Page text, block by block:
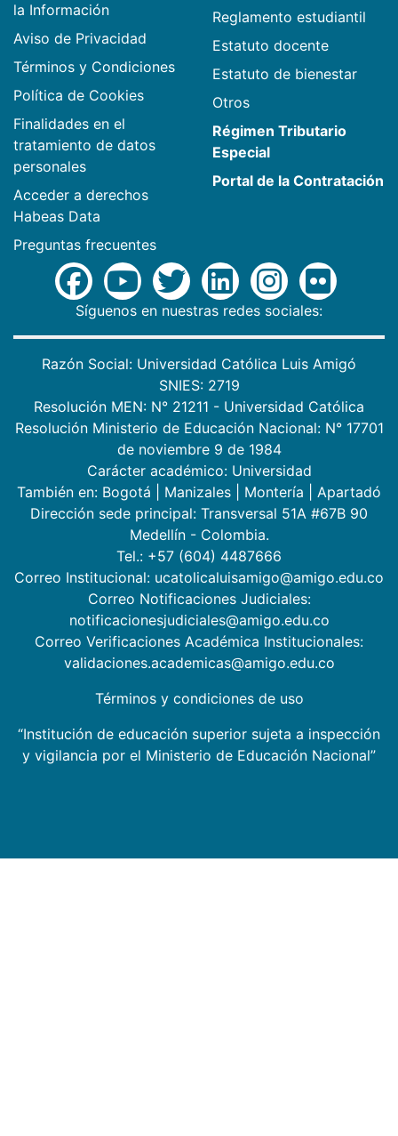
la Información
Aviso de Privacidad
Términos y Condiciones
Política de Cookies
Finalidades en el
tratamiento de datos
personales
Acceder a derechos
Habeas Data
Preguntas frecuentes
Reglamento estudiantil
Estatuto docente
Estatuto de bienestar
Otros
Régimen Tributario
Especial
Portal de la Contratación
Síguenos en nuestras redes sociales:
Razón Social: Universidad Católica Luis Amigó
SNIES: 2719
Resolución MEN: N° 21211 - Universidad Católica
Resolución Ministerio de Educación Nacional: N° 17701
de noviembre 9 de 1984
Carácter académico: Universidad
También en: Bogotá Manizales Montería
Apartadó
Dirección sede principal: Transversal 51A #67B 90
Medellín - Colombia.
Tel.: +57 (604) 4487666
Correo Institucional: ucatolicaluisamigo@amigo.edu.co
Correo Notificaciones Judiciales:
notificacionesjudiciales@amigo.edu.co
Correo Verificaciones Académica Institucionales:
validaciones.academicas@amigo.edu.co
Términos y condiciones de uso
“Institución de educación superior sujeta a inspección
y vigilancia por el Ministerio de Educación Nacional”